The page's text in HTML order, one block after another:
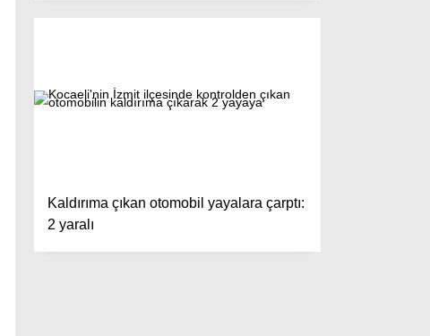
Kaldırıma çıkan otomobil yayalara çarptı:
2 yaralı